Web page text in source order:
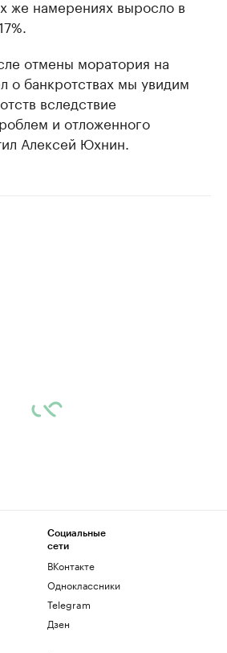
же намерениях выросло в
отмены моратория на
о банкротствах мы увидим
вследствие
и отложенного
Алексей Юхнин.
Социальные
сети
ВКонтакте
Одноклассники
Telegram
Дзен